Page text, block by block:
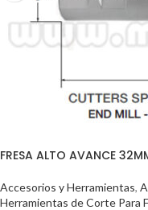
FRESA ALTO AVANCE
Accesorios y Herramientas,
Herramientas de Corte Para